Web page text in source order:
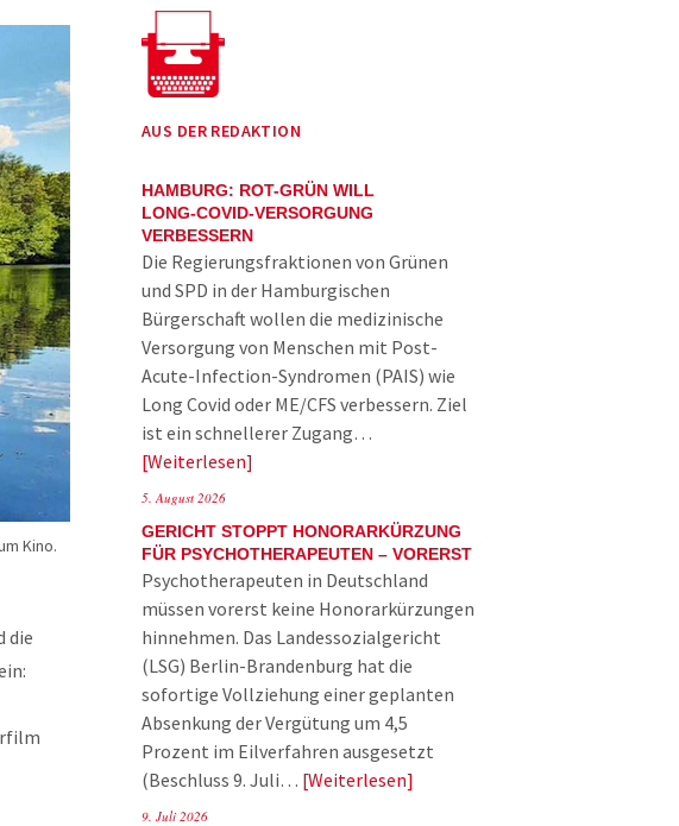
Kino.
die
AUS DER REDAKTION
HAMBURG: ROT-GRÜN WILL
LONG-COVID-VERSORGUNG
VERBESSERN
Die Regierungsfraktionen von Grünen
und SPD in der Hamburgischen
Bürgerschaft wollen die medizinische
Versorgung von Menschen mit Post-
Acute-Infection-Syndromen (PAIS) wie
Long Covid oder ME/CFS verbessern. Ziel
ist ein schnellerer Zugang…
Weiterlesen
5. August 2026
GERICHT STOPPT HONORARKÜRZUNG
FÜR PSYCHOTHERAPEUTEN – VORERST
Psychotherapeuten in Deutschland
müssen vorerst keine Honorarkürzungen
hinnehmen. Das Landessozialgericht
(LSG) Berlin-Brandenburg hat die
sofortige Vollziehung einer geplanten
Absenkung der Vergütung um 4,5
Prozent im Eilverfahren ausgesetzt
(Beschluss 9. Juli… Weiterlesen
9. Juli 2026